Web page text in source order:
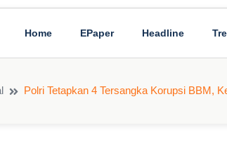
Home EPaper Headline
Polri Tetapkan 4 Tersangka Korupsi BBM,